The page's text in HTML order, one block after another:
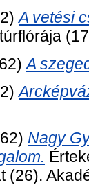
A vetési
A
Nagy
(26).